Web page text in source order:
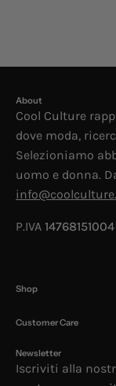
About
Cool Culture
dove moda,
Selezioniamo
uomo e donna.
P.IVA 14768151004
Shop
Customer Care
Newsletter
Iscriviti alla